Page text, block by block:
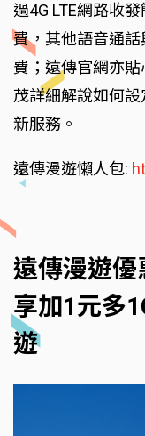
過4G LTE網路收
費，其他語音通
費；遠傳官網亦
茂詳細解說如何設
新服務。
遠傳漫遊懶人包:
遠傳漫遊優
享加1元多
遊